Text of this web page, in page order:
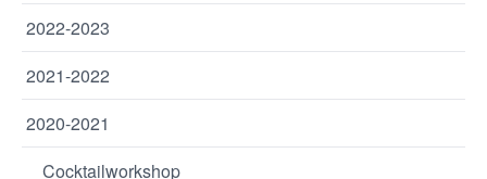
2022-2023
2021-2022
2020-2021
Cocktailworkshop